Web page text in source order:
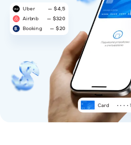
Uber
— $4,5
Airbnb
— $320
Booking
— $20
Card